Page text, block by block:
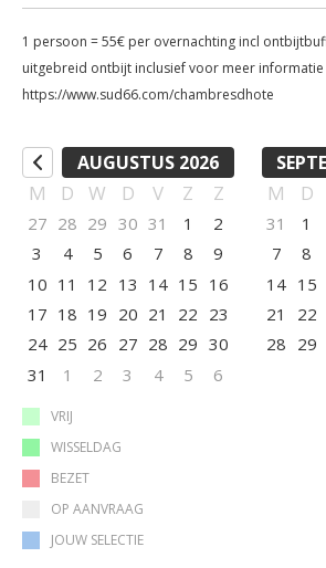
1 persoon = 55€ per overnachting incl
uitgebreid ontbijt inclusief voor meer informatie
https://www.sud66.com/chambresdhote
AUGUSTUS 2026
M D W D V Z Z
27 28 29 30 31 1
2
3
4 5 6 7 8
9
10 11 12 13 14 15 16
17 18 19 20 21 22 23
24 25 26 27 28 29 30
31
1 2 3 4 5 6
M D
31 1
7
8
14 15
21
22
28 29
VRIJ
WISSELDAG
BEZET
OP AANVRAAG
JOUW SELECTIE